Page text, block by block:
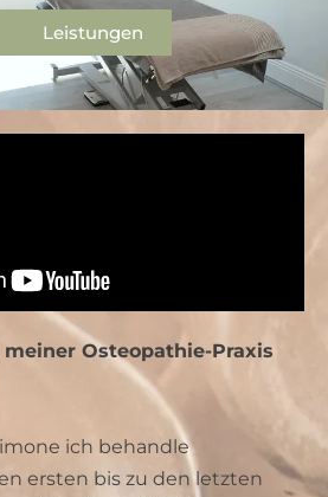
Leistungen
Osteopathie-Praxis
ich behandle
ersten bis zu den letzten